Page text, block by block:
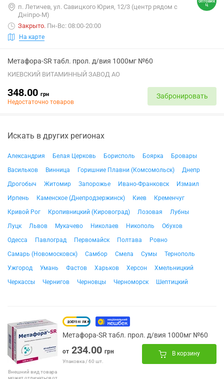
п. Летичев, ул. Савицкого Юрия, 12/3 (центр рядом с
Дніпро-М)
Закрыто. Пн-Вс: 08:00-20:00
На карте
Метафора-SR табл. прол. д/вия 1000мг №60
КИЕВСКИЙ ВИТАМИННЫЙ ЗАВОД АО
348.00 грн
Недостаточно товаров
Забронировать
Искать в других регионах
Александрия Белая Церковь Борисполь Боярка
Бровары
Васильков
Винница Горишние Плавни (Комсомольск)
Днепр
Дрогобыч
Житомир Запорожье Ивано-Франковск
Измаил
Ирпень
Каменское (Днепродзержинск) Киев
Кременчуг
Кривой Рог
Кропивницкий (Кировоград) Лозовая
Лубны
Луцк
Львов Мукачево Николаев Никополь
Обухов
Одесса
Павлоград Первомайск Полтава
Ровно
Самарь (Новомосковск)
Самбор Смела Сумы
Тернополь
Ужгород
Умань Фастов Харьков Херсон
Хмельницкий
Черкассы
Чернигов Черновцы Черноморск Шептицкий
Внешний вид товара
может отличаться от
Метафора-SR табл. прол. д/вия 1000мг №60
от 234.00 грн
Упаковка / 60 шт.
В корзину